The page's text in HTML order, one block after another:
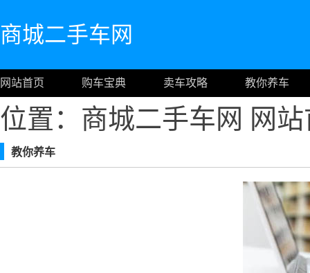
商城二手车网
网站首页 购车宝典 卖车攻略 教你养车
位置：商城二手车网 网
教你养车